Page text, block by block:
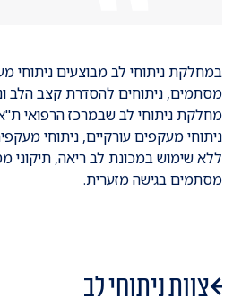
במחלקת ניתוחי לב מבוצעים ניתוחי
מסתמים, ניתוחים להסדרת קצב הלב
מחלקת ניתוחי לב שבמרכז הרפואי
ניתוחי מעקפים עורקיים, ניתוחי
ללא שימוש במכונת לב ריאה, תיקוני
מסתמים בגישה מזערית.
צוות ניתוחי לב